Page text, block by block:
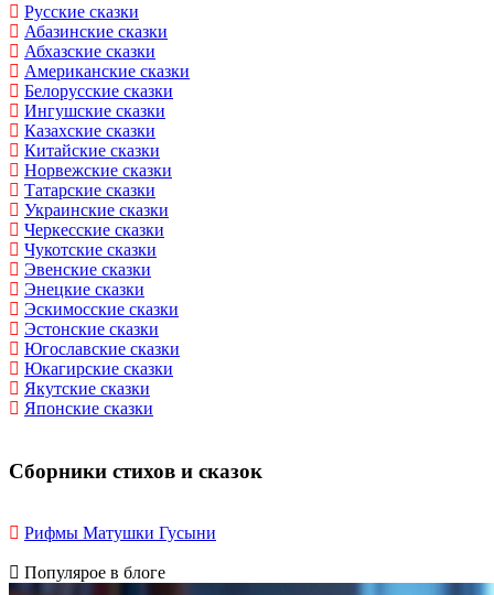
Русские сказки
Абазинские сказки
Абхазские сказки
Американские сказки
Белорусские сказки
Ингушские сказки
Казахские сказки
Китайские сказки
Норвежские сказки
Татарские сказки
Украинские сказки
Черкесские сказки
Чукотские сказки
Эвенские сказки
Энецкие сказки
Эскимосские сказки
Эстонские сказки
Югославские сказки
Юкагирские сказки
Якутские сказки
Японские сказки
Сборники стихов и сказок
Рифмы Матушки Гусыни
Популярое в блоге